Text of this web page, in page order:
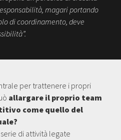
magari portando
di coordinamento, deve
per trattenere i propri
allargare il proprio team
come quello del
serie di attività legate